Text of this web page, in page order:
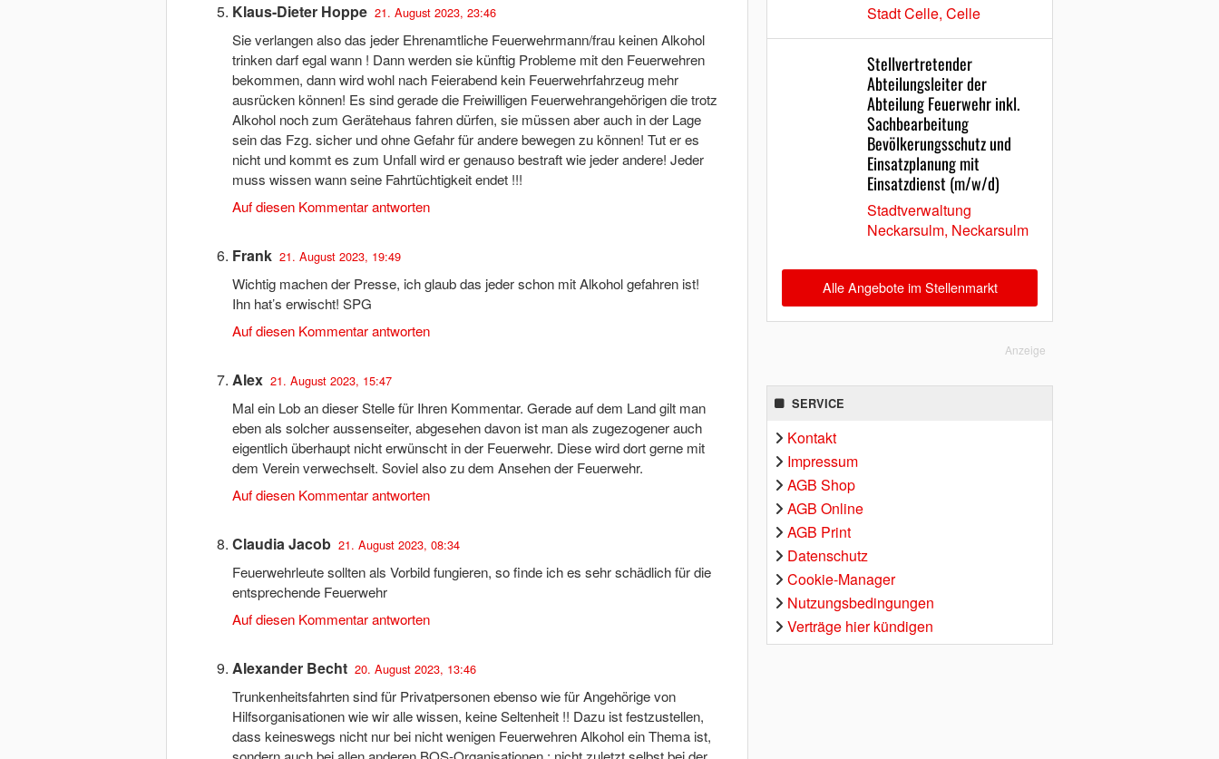
Klaus-Dieter Hoppe 21. August 2023, 23:46
Sie verlangen also das jeder Ehrenamtliche Feuerwehrmann/frau keinen Alkohol
trinken darf egal wann ! Dann werden sie künftig Probleme mit den Feuerwehren
bekommen, dann wird wohl nach Feierabend kein Feuerwehrfahrzeug mehr
ausrücken können! Es sind gerade die Freiwilligen Feuerwehrangehörigen die trotz
Alkohol noch zum Gerätehaus fahren dürfen, sie müssen aber auch in der Lage
sein das Fzg. sicher und ohne Gefahr für andere bewegen zu können! Tut er es
nicht und kommt es zum Unfall wird er genauso bestraft wie jeder andere! Jeder
muss wissen wann seine Fahrtüchtigkeit endet !!!
Auf diesen Kommentar antworten
Frank 21. August 2023, 19:49
Wichtig machen der Presse, ich glaub das jeder schon mit Alkohol gefahren ist!
Ihn hat’s erwischt! SPG
Auf diesen Kommentar antworten
Alex 21. August 2023, 15:47
Mal ein Lob an dieser Stelle für Ihren Kommentar. Gerade auf dem Land gilt man
eben als solcher aussenseiter, abgesehen davon ist man als zugezogener auch
eigentlich überhaupt nicht erwünscht in der Feuerwehr. Diese wird dort gerne mit
dem Verein verwechselt. Soviel also zu dem Ansehen der Feuerwehr.
Auf diesen Kommentar antworten
Claudia Jacob 21. August 2023, 08:34
Feuerwehrleute sollten als Vorbild fungieren, so finde ich es sehr schädlich für die
entsprechende Feuerwehr
Auf diesen Kommentar antworten
Alexander Becht 20. August 2023, 13:46
Trunkenheitsfahrten sind für Privatpersonen ebenso wie für Angehörige von
Hilfsorganisationen wie wir alle wissen, keine Seltenheit !! Dazu ist festzustellen,
dass keineswegs nicht nur bei nicht wenigen Feuerwehren Alkohol ein Thema ist,
Stadt Celle, Celle
Stellvertretender
Abteilungsleiter der
Abteilung Feuerwehr inkl.
Sachbearbeitung
Bevölkerungsschutz und
Einsatzplanung mit
Einsatzdienst (m/w/d)
Stadtverwaltung
Neckarsulm, Neckarsulm
Alle Angebote im Stellenmarkt
Anzeige
SERVICE
Kontakt
Impressum
AGB Shop
AGB Online
AGB Print
Datenschutz
Cookie-Manager
Nutzungsbedingungen
Verträge hier kündigen